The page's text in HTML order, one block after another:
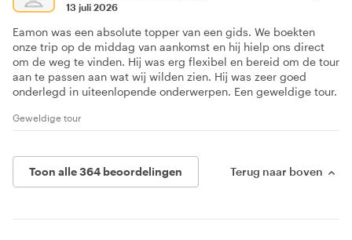
13 juli 2026
Eamon was een absolute topper van een gids. We boekten
onze trip op de middag van aankomst en hij hielp ons direct
om de weg te vinden. Hij was erg flexibel en bereid om de tour
aan te passen aan wat wij wilden zien. Hij was zeer goed
onderlegd in uiteenlopende onderwerpen. Een geweldige tour.
Geweldige tour
Toon alle 364 beoordelingen Terug naar boven